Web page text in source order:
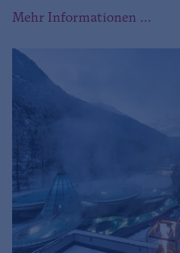
Mehr Informationen …